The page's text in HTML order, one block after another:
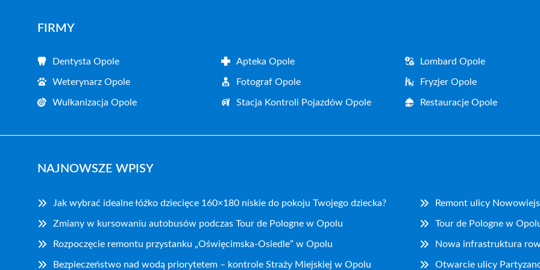
FIRMY
Dentysta Opole Apteka Opole Lombard Opole
Weterynarz Opole Fotograf Opole Fryzjer Opole
Wulkanizacja Opole Stacja Kontroli Pojazdów Opole Restauracje Opole
NAJNOWSZE WPISY
Jak wybrać idealne łóżko dziecięce 160×180 niskie do pokoju Twojego dziecka? Remont ulicy
Zmiany w kursowaniu autobusów podczas Tour de Pologne w Opolu Tour de Pologne w
Rozpoczęcie remontu przystanku „Oświęcimska-Osiedle” w Opolu Nowa infrastruktura
Bezpieczeństwo nad wodą priorytetem – kontrole Straży Miejskiej w Opolu Otwarcie ulicy